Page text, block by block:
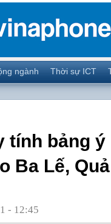
ngành Thời sự ICT
tính bảng
Ba Lế,
- 12:45